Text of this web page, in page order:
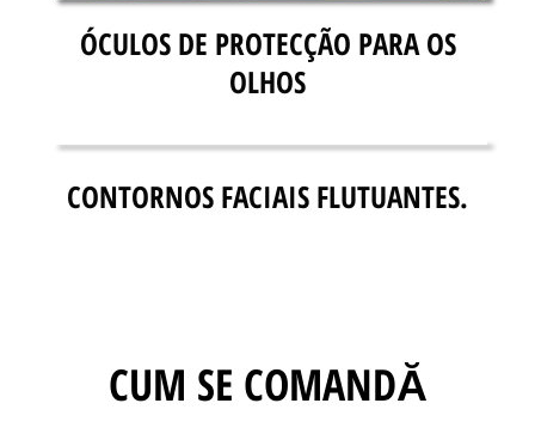
ÓCULOS DE PROTECÇÃO PARA OS
OLHOS
CONTORNOS FACIAIS FLUTUANTES.
CUM SE COMANDĂ